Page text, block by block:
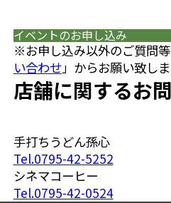
イベントのお申し込み
※お申し込み以外のご質問
い合わせ」からお願い致しま
店舗に関するお
手打ちうどん孫心
Tel.0795-42-5252
シネマコーヒー
Tel.0795-42-0524